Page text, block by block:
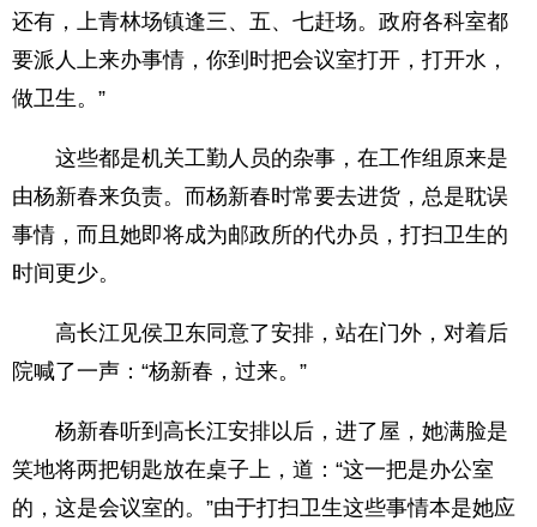
还有，上青林场镇逢三、五、七赶场。政府各科室都
要派人上来办事情，你到时把会议室打开，打开水，
做卫生。”
这些都是机关工勤人员的杂事，在工作组原来是
由杨新春来负责。而杨新春时常要去进货，总是耽误
事情，而且她即将成为邮政所的代办员，打扫卫生的
时间更少。
高长江见侯卫东同意了安排，站在门外，对着后
院喊了一声：“杨新春，过来。”
杨新春听到高长江安排以后，进了屋，她满脸是
笑地将两把钥匙放在桌子上，道：“这一把是办公室
的，这是会议室的。”由于打扫卫生这些事情本是她应